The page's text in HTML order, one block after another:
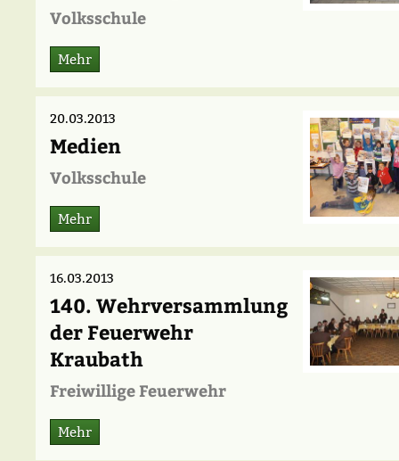
Volksschule
Mehr
20.03.2013
Medien
Volksschule
Mehr
16.03.2013
140. Wehrversammlung
der Feuerwehr
Kraubath
Freiwillige Feuerwehr
Mehr